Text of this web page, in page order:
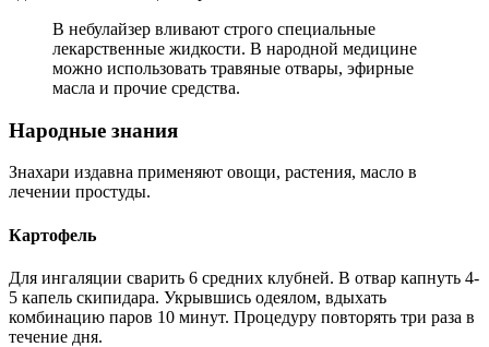
В небулайзер вливают строго специальные
лекарственные жидкости. В народной медицине
можно использовать травяные отвары, эфирные
масла и прочие средства.
Народные знания
Знахари издавна применяют овощи, растения, масло в
лечении простуды.
Картофель
Для ингаляции сварить 6 средних клубней. В отвар капнуть 4-
5 капель скипидара. Укрывшись одеялом, вдыхать
комбинацию паров 10 минут. Процедуру повторять три раза в
течение дня.